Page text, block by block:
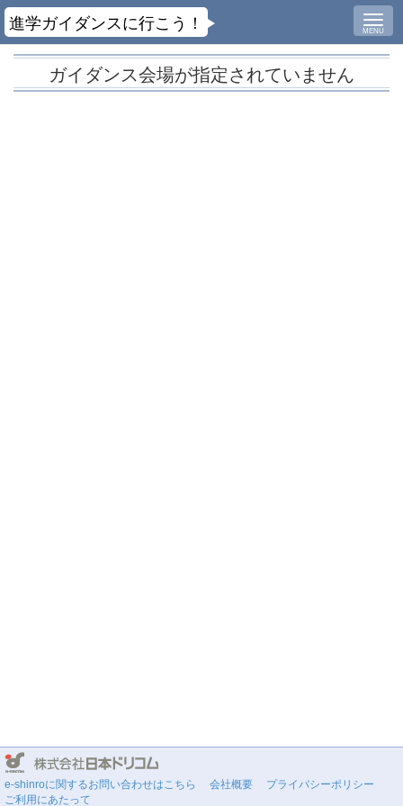
MENU
進学ガイダンスに行こう！
ガイダンス会場が指定されていません
e-shinroに関するお問い合わせはこちら 会社概要
プライバシーポリシー
ご利用にあたって